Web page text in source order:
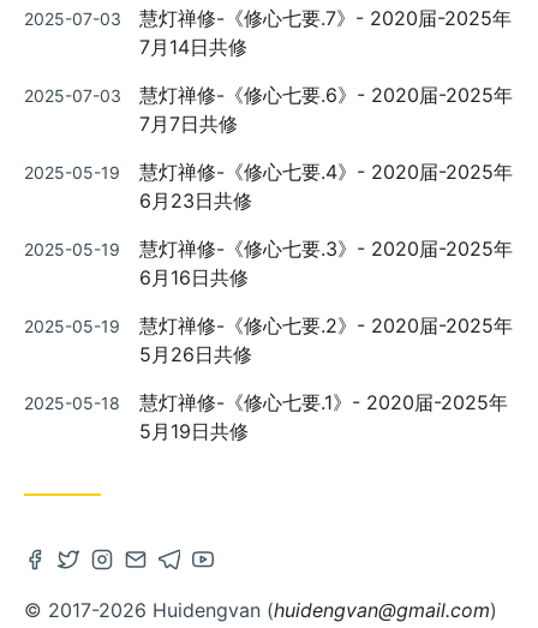
Posted
2025-07-03
慧灯禅修-《修心七要.7》- 2020届-2025年
7月14日共修
Posted
2025-07-03
慧灯禅修-《修心七要.6》- 2020届-2025年
7月7日共修
Posted
2025-05-19
慧灯禅修-《修心七要.4》- 2020届-2025年
6月23日共修
Posted
2025-05-19
慧灯禅修-《修心七要.3》- 2020届-2025年
6月16日共修
Posted
2025-05-19
慧灯禅修-《修心七要.2》- 2020届-2025年
5月26日共修
Posted
2025-05-18
慧灯禅修-《修心七要.1》- 2020届-2025年
5月19日共修
OpenOpenOpenContact
OpenOpen
© 2017-2026 Huidengvan (huidengvan@gmail.com)